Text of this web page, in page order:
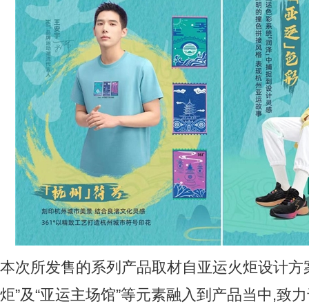
本次所发售的系列产品取材自亚运火炬设计方
炬”及“亚运主场馆”等元素融入到产品当中,致